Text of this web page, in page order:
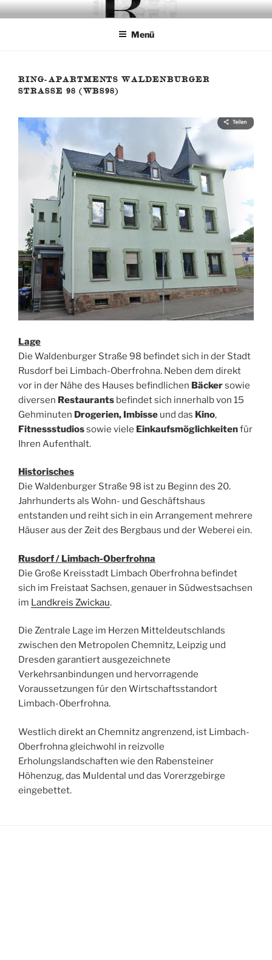
Zum
InhaltRELAX YOURSELF
Ihr vorübergehendes Zuhause fern der Heimat
Menü
RING-APARTMENTS WALDENBURGER
STRASSE 98 (WBS98)
Lage
Die Waldenburger Straße 98 befindet sich in der Stadt
Rusdorf bei Limbach-Oberfrohna. Neben dem direkt
vor in der Nähe des Hauses befindlichen Bäckersowie
diversen Restaurants befindet sich innerhalb von 15
Gehminuten Drogerien, Imbisse und das Kino,
Fitnessstudiossowie viele Einkaufsmöglichkeitenfür
Ihren Aufenthalt.
Historisches
Die Waldenburger Straße 98 ist zu Beginn des 20.
Jahrhunderts als Wohn- und Geschäftshaus
entstanden und reiht sich in ein Arrangement mehrere
Häuser aus der Zeit des Bergbaus und der Weberei ein.
Rusdorf / Limbach-Oberfrohna
Die Große Kreisstadt Limbach Oberfrohna befindet
sich im Freistaat Sachsen, genauer in Südwestsachsen
im Landkreis Zwickau.
Die Zentrale Lage im Herzen Mitteldeutschlands
zwischen den Metropolen Chemnitz, Leipzig und
Dresden garantiert ausgezeichnete
Verkehrsanbindungen und hervorragende
Voraussetzungen für den Wirtschaftsstandort
Limbach-Oberfrohna.
Westlich direkt an Chemnitz angrenzend, ist Limbach-
Oberfrohna gleichwohl in reizvolle
Erholungslandschaften wie den Rabensteiner
Höhenzug, das Muldental und das Vorerzgebirge
eingebettet.